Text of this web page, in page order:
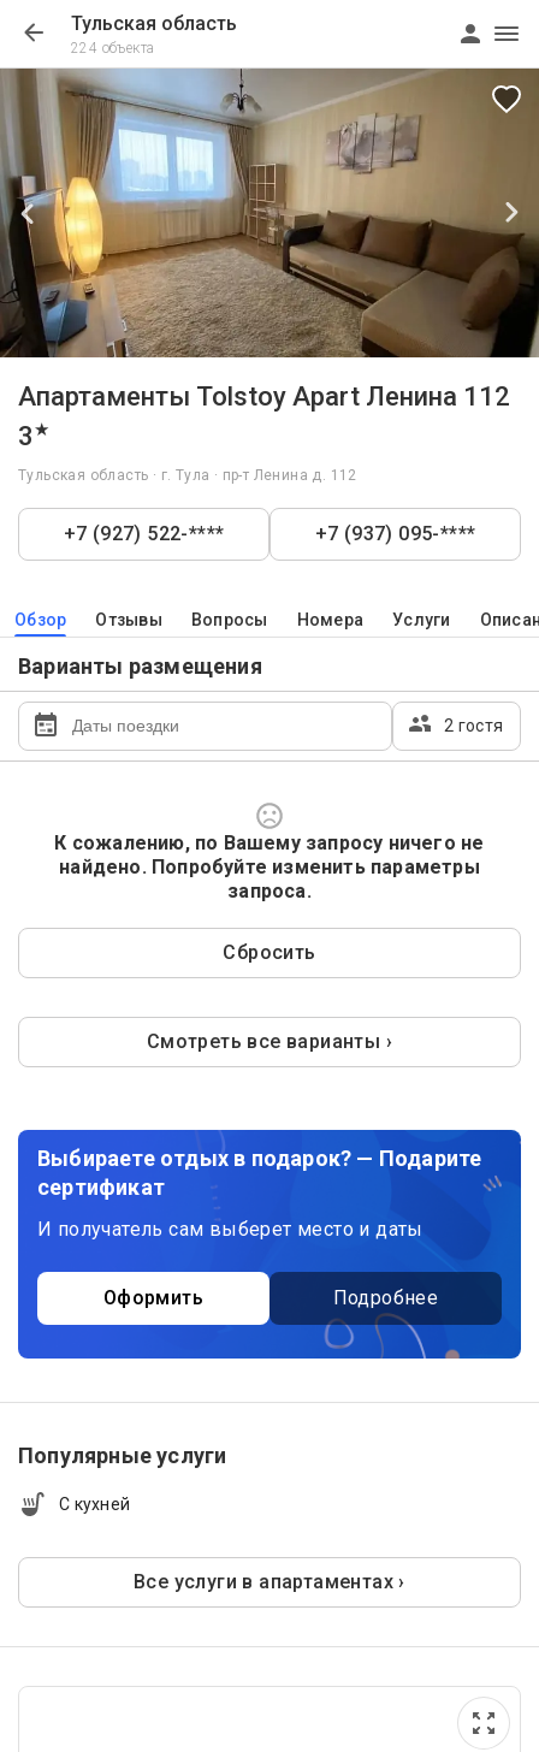
Тульская область
224 объекта
Апартаменты Tolstoy Apart Ленина 112
3★
Тульская область · г. Тула · пр-т Ленина д. 112
+7 (927) 522-**** +7 (937) 095-****
Обзор Отзывы Вопросы Номера Услуги
Варианты размещения
2 гостя
К сожалению, по Вашему запросу ничего не
найдено. Попробуйте изменить параметры
запроса.
Сбросить
Смотреть все варианты ›
Выбираете отдых в подарок? — Подарите
сертификат
И получатель сам выберет место и даты
Оформить Подробнее
Популярные услуги
С кухней
Все услуги в апартаментах ›